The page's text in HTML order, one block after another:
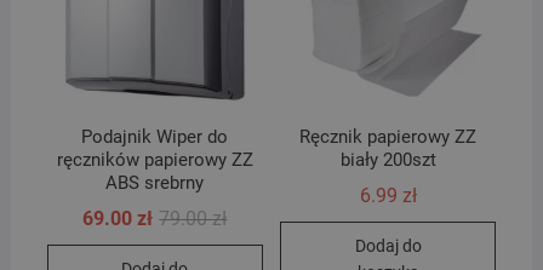
Podajnik Wiper do
ręczników papierowy ZZ
ABS srebrny
79.00złPierwotna
69.00zł
Aktualna
Ręcznik papierowy ZZ
biały 200szt
6.99 zł
Dodaj do